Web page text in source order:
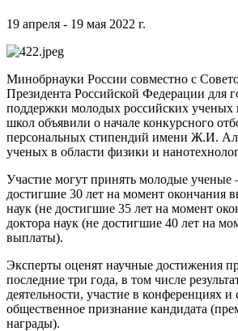
19 апреля - 19 мая 2022 г.
Минобрнауки России совместно с
Президента Российской Федерации для
поддержки молодых российских
школ объявили о начале конкурсного
персональных стипендий имени Ж.И.
ученых в области физики и
Участие могут принять молодые
достигшие 30 лет на момент окончания
наук (не достигшие 35 лет на момент
доктора наук (не достигшие 40 лет на
выплаты).
Эксперты оценят научные достижения
последние три года, в том числе
деятельности, участие в конференциях и
общественное признание кандидата
награды).